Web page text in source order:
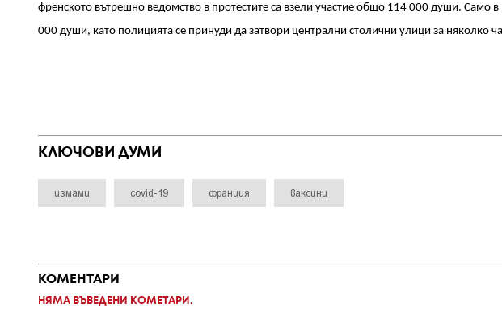
френското вътрешно ведомство в протестите са взели участие общо 114 000 души. Само
000 души, като полицията се принуди да затвори централни столични улици за няколко
КЛЮЧОВИ ДУМИ
измами covid-19 франция ваксини
КОМЕНТАРИ
НЯМА ВЪВЕДЕНИ КОМЕТАРИ.